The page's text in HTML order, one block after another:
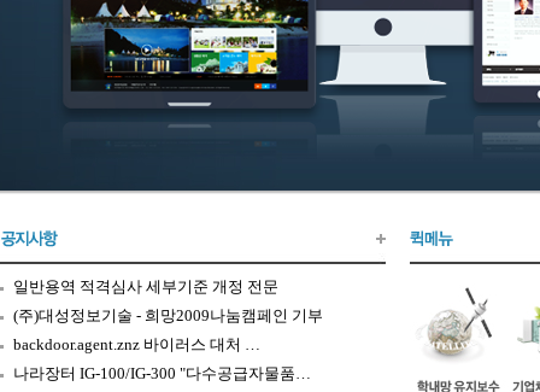
일반용역 적격심사 세부기준 개정 전문
(주)대성정보기술 - 희망2009나눔캠페인 기부
backdoor.agent.znz 바이러스 대처 …
나라장터 IG-100/IG-300 "다수공급자물품…